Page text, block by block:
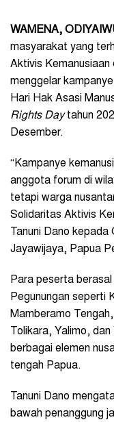
WAMENA,
masyarakat yang
Aktivis
menggelar
Hari Hak Asasi
Rights Daytahun
Desember.
“Kampanye
anggota forum di
tetapi warga
Solidaritas Aktivis
Tanuni Dano
Jayawijaya, Papua
Para peserta
Pegunungan seperti
Mamberamo
Tolikara, Yalimo,
berbagai elemen
tengah Papua.
Tanuni Dano
bawah penanggung